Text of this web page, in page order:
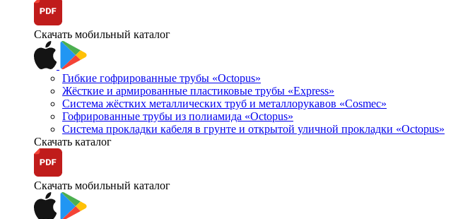
Скачать мобильный каталог
Гибкие гофрированные трубы «Octopus»
Жёсткие и армированные пластиковые трубы «Express»
Система жёстких металлических труб и металлорукавов «Cosmec»
Гофрированные трубы из полиамида «Octopus»
Система прокладки кабеля в грунте и открытой уличной прокладки «Octopus»
Скачать каталог
Скачать мобильный каталог